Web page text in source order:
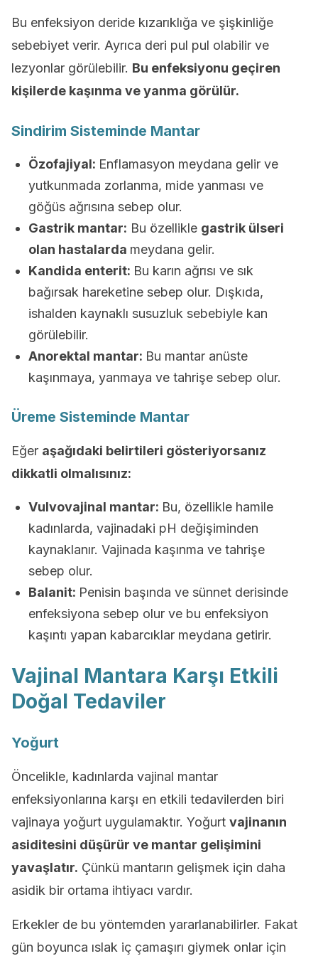
Bu enfeksiyon deride kızarıklığa ve şişkinliğe
sebebiyet verir. Ayrıca deri pul pul olabilir ve
lezyonlar görülebilir. Bu enfeksiyonu geçiren
kişilerde kaşınma ve yanma görülür.
Sindirim Sisteminde Mantar
Özofajiyal: Enflamasyon meydana gelir ve
yutkunmada zorlanma, mide yanması ve
göğüs ağrısına sebep olur.
Gastrik mantar: Bu özellikle gastrik ülseri
olan hastalarda meydana gelir.
Kandida enterit: Bu karın ağrısı ve sık
bağırsak hareketine sebep olur. Dışkıda,
ishalden kaynaklı susuzluk sebebiyle kan
görülebilir.
Anorektal mantar: Bu mantar anüste
kaşınmaya, yanmaya ve tahrişe sebep olur.
Üreme Sisteminde Mantar
Eğer aşağıdaki belirtileri gösteriyorsanız
dikkatli olmalısınız:
Vulvovajinal mantar: Bu, özellikle hamile
kadınlarda, vajinadaki pH değişiminden
kaynaklanır. Vajinada kaşınma ve tahrişe
sebep olur.
Balanit: Penisin başında ve sünnet derisinde
enfeksiyona sebep olur ve bu enfeksiyon
kaşıntı yapan kabarcıklar meydana getirir.
Vajinal Mantara Karşı Etkili
Doğal Tedaviler
Yoğurt
Öncelikle, kadınlarda vajinal mantar
enfeksiyonlarına karşı en etkili tedavilerden biri
vajinaya yoğurt uygulamaktır. Yoğurt vajinanın
asiditesini düşürür ve mantar gelişimini
yavaşlatır. Çünkü mantarın gelişmek için daha
asidik bir ortama ihtiyacı vardır.
Erkekler de bu yöntemden yararlanabilirler. Fakat
gün boyunca ıslak iç çamaşırı giymek onlar için